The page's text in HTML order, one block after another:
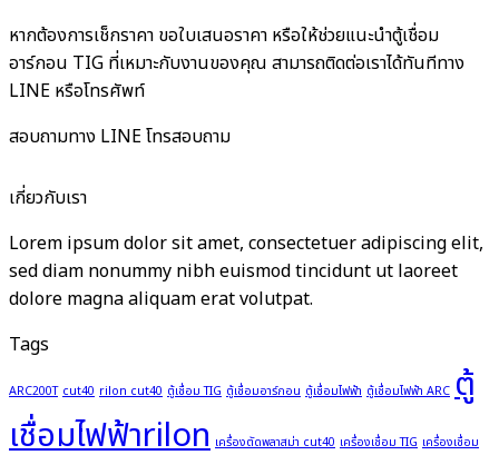
หากต้องการเช็กราคา ขอใบเสนอราคา หรือให้ช่วยแนะนำตู้เชื่อม
อาร์กอน TIG ที่เหมาะกับงานของคุณ สามารถติดต่อเราได้ทันทีทาง
LINE หรือโทรศัพท์
สอบถามทาง LINEโทรสอบถาม
เกี่ยวกับเรา
Lorem ipsum dolor sit amet, consectetuer adipiscing elit,
sed diam nonummy nibh euismod tincidunt ut laoreet
dolore magna aliquam erat volutpat.
Tags
ARC200T cut40 rilon cut40 ตู้เชื่อม TIG ตู้เชื่อมอาร์กอน ตู้เชื่อมไฟฟ้า ตู้เชื่อมไฟฟ้า ARC ตู้
เชื่อมไฟฟ้าrilon เครื่องตัดพลาสม่า cut40 เครื่องเชื่อม TIG เครื่องเชื่อม